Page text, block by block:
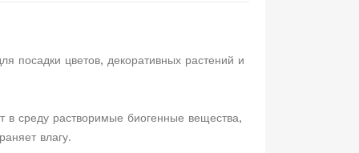
посадки цветов, декоративных растений и
в среду растворимые биогенные вещества,
влагу.